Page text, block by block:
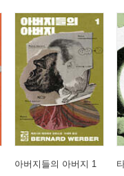
아버지들의 아버지 1